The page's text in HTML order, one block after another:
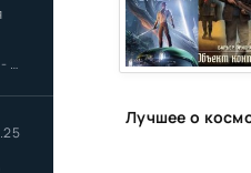
30
31